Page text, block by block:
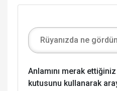
Anlamını merak
kutusunu kullanarak